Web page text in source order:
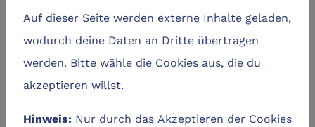
Auf dieser Seite werden externe Inhalte geladen,
wodurch deine Daten an Dritte übertragen
werden. Bitte wähle die Cookies aus, die du
akzeptieren willst.
Hinweis: Nur durch das Akzeptieren der Cookies